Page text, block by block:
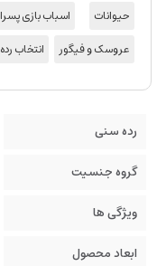
حیوانات
اسباب بازی
عروسک و فیگور
انتخاب
رده سنی
گروه جنسیت
ویژگی ها
ابعاد محصول